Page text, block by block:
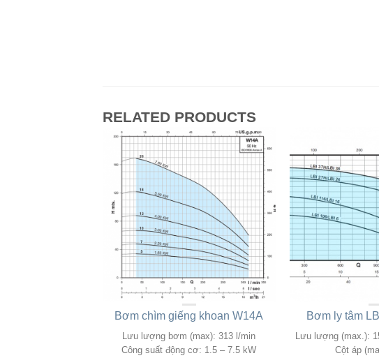
RELATED PRODUCTS
Bơm chìm giếng khoan W14A
Lưu lượng bơm (max): 313 l/min
Công suất động cơ: 1.5 – 7.5 kW
Bơm ly tâm
Lưu lượng (max.):
Cột áp